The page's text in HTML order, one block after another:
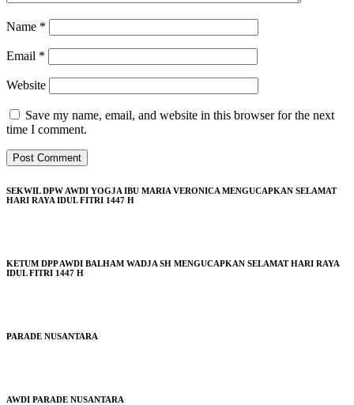
Name *
Email *
Website
Save my name, email, and website in this browser for the next
time I comment.
SEKWIL DPW AWDI YOGJA IBU MARIA VERONICA MENGUCAPKAN SELAMAT
HARI RAYA IDUL FITRI 1447 H
KETUM DPP AWDI BALHAM WADJA SH MENGUCAPKAN SELAMAT HARI RAYA
IDUL FITRI 1447 H
PARADE NUSANTARA
AWDI PARADE NUSANTARA